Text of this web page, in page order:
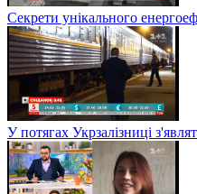
Секрети унікального
У потягах Укрзалізниці